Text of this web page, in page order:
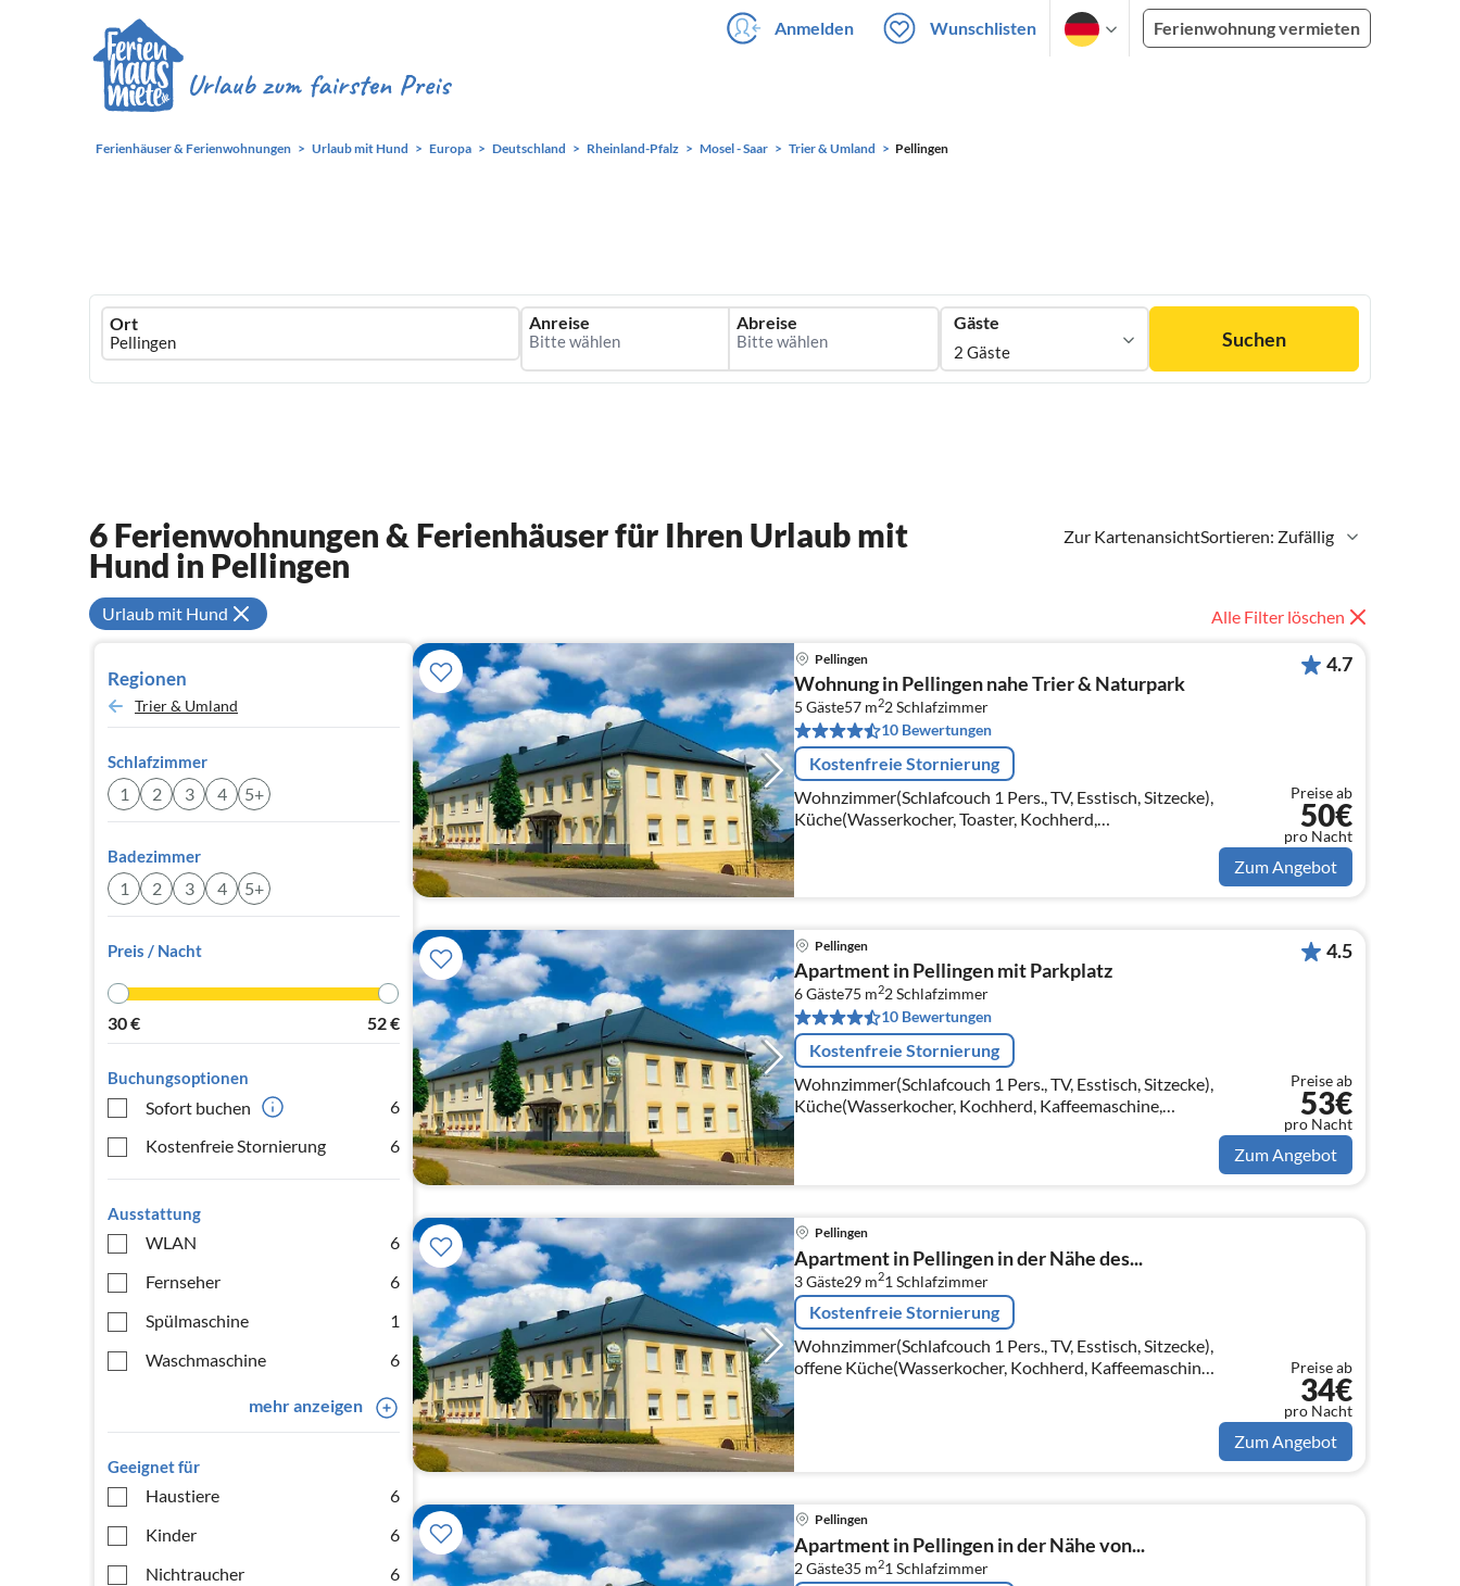
Anmelden Wunschlisten Ferienwohnung vermieten
Ferienhäuser & Ferienwohnungen Urlaub mit Hund Europa Deutschland Rheinland-Pfalz Mosel - Saar Trier & Umland Pellingen
Ferienhausmiete
logo
Ort Anreise Abreise Gäste
2 Gäste
Suchen
Zur KartenansichtSortieren: Zufällig
6 Ferienwohnungen & Ferienhäuser für Ihren Urlaub mit
Hund in Pellingen
Urlaub mit Hund Alle Filter löschen
Regionen
Trier & Umland
Schlafzimmer
1 2 3 4 5+
Badezimmer
1 2 3 4 5+
Preis / Nacht
30€ 52€
Buchungsoptionen
Sofort buchen
6
Kostenfreie Stornierung
6
Ausstattung
WLAN
6
Fernseher
6
Spülmaschine
1
Waschmaschine
6
mehr anzeigen
Geeignet für
Haustiere
6
Kinder
6
Nichtraucher
6
Pellingen
Wohnung in Pellingen nahe Trier & Naturpark
5 Gäste57 m22Schlafzimmer
10 Bewertungen
Kostenfreie Stornierung
Wohnzimmer(Schlafcouch 1 Pers., TV, Esstisch, Sitzecke),
Küche(Wasserkocher, Toaster, Kochherd,
Kaffeemaschine, Mikrowelle, Kühl-/Gefrierkombination)
4.7
Preise ab
50€
pro Nacht
Zum Angebot
Pellingen
Apartment in Pellingen mit Parkplatz
6 Gäste75 m22Schlafzimmer
10 Bewertungen
Kostenfreie Stornierung
Wohnzimmer(Schlafcouch 1 Pers., TV, Esstisch, Sitzecke),
Küche(Wasserkocher, Kochherd, Kaffeemaschine,
Backofen, Mikrowelle, Spülmaschine,
Kühl-/Gefrierkombination)
4.5
Preise ab
53€
pro Nacht
Zum Angebot
Pellingen
Apartment in Pellingen in der Nähe des...
3 Gäste29 m21 Schlafzimmer
Kostenfreie Stornierung
Wohnzimmer(Schlafcouch 1 Pers., TV, Esstisch, Sitzecke),
offene Küche(Wasserkocher, Kochherd, Kaffeemaschine,
Mikrowelle, Kühlschrank), Schlafzimmer(Doppelbett
oder 2 Einzelbetten)
Preise ab
34€
pro Nacht
Zum Angebot
Pellingen
Apartment in Pellingen in der Nähe von...
2 Gäste35 m21 Schlafzimmer